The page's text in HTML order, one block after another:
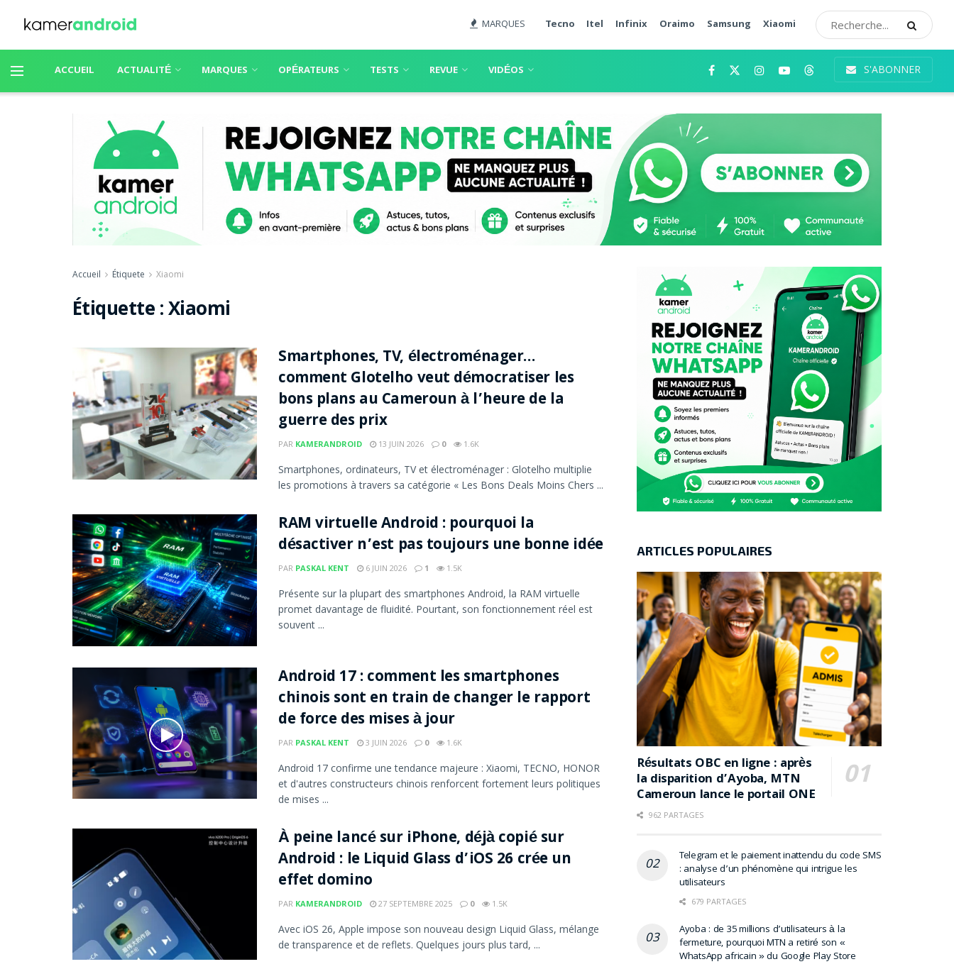
MARQUES Tecno Itel Infinix Oraimo Samsung Xiaomi
ACCUEIL ACTUALITÉ MARQUES OPÉRATEURS TESTS REVUE VIDÉOS S'ABONNER
Accueil Étiquete Xiaomi
Étiquette :Xiaomi
Smartphones, TV, électroménager…
comment Glotelho veut démocratiser les
bons plans au Cameroun à l’heure de la
guerre des prix
PAR KAMERANDROID 13 JUIN 2026 0 1.6K
Smartphones, ordinateurs, TV et électroménager : Glotelho multiplie
les promotions à travers sa catégorie « Les Bons Deals Moins Chers ...
RAM virtuelle Android : pourquoi la
désactiver n’est pas toujours une bonne idée
PAR PASKAL KENT 6 JUIN 2026 1 1.5K
Présente sur la plupart des smartphones Android, la RAM virtuelle
promet davantage de fluidité. Pourtant, son fonctionnement réel est
souvent ...
Android 17 : comment les smartphones
chinois sont en train de changer le rapport
de force des mises à jour
PAR PASKAL KENT 3 JUIN 2026 0 1.6K
Android 17 confirme une tendance majeure : Xiaomi, TECNO, HONOR
et d'autres constructeurs chinois renforcent fortement leurs politiques
de mises ...
À peine lancé sur iPhone, déjà copié sur
Android : le Liquid Glass d’iOS 26 crée un
effet domino
PAR KAMERANDROID 27 SEPTEMBRE 2025 0 1.5K
Avec iOS 26, Apple impose son nouveau design Liquid Glass, mélange
de transparence et de reflets. Quelques jours plus tard, ...
ARTICLES POPULAIRES
Résultats OBC en ligne : après
la disparition d’Ayoba, MTN
Cameroun lance le portail ONE
962 PARTAGES
Telegram et le paiement inattendu du code SMS
: analyse d’un phénomène qui intrigue les
utilisateurs
679 PARTAGES
Ayoba : de 35 millions d’utilisateurs à la
fermeture, pourquoi MTN a retiré son «
WhatsApp africain » du Google Play Store